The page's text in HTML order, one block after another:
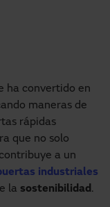
ha convertido en
maneras de
rápidas
que no solo
a un
industriales
la sostenibilidad .